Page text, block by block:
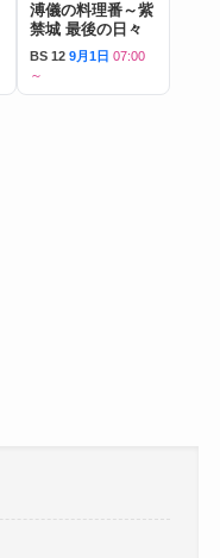
溥儀の料理番～紫
禁城 最後の日々
BS 12 9月1日 07:00
～